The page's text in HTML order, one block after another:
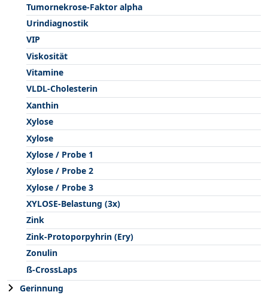
Tumornekrose-Faktor alpha
Urindiagnostik
VIP
Viskosität
Vitamine
VLDL-Cholesterin
Xanthin
Xylose
Xylose
Xylose / Probe 1
Xylose / Probe 2
Xylose / Probe 3
XYLOSE-Belastung (3x)
Zink
Zink-Protoporpyhrin (Ery)
Zonulin
ß-CrossLaps
Gerinnung